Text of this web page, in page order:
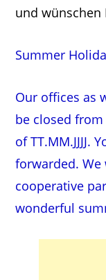
und wünschen
Summer
Our offices as
be closed from
of TT.MM.JJJJ.
forwarded.
cooperative
wonderful